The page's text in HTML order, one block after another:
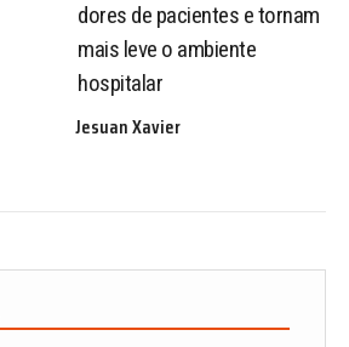
dores de pacientes e tornam
mais leve o ambiente
hospitalar
Jesuan Xavier